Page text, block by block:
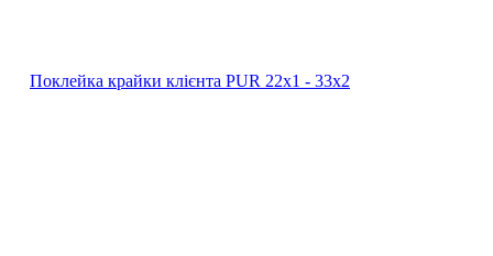
Поклейка крайки клієнта PUR 22х1 - 33х2